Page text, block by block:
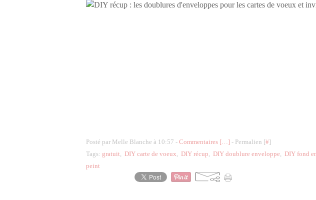
Posté par Melle Blanche à 10:57 - Commentaires […] - Permalien [#]
Tags: gratuit, DIY carte de voeux, DIY récup, DIY doublure enveloppe, DIY fond
peint